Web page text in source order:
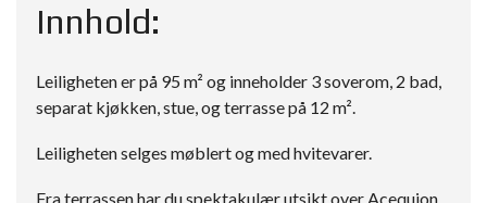
Innhold:
Leiligheten er på 95 m² og inneholder 3 soverom, 2 bad,
separat kjøkken, stue, og terrasse på 12 m².
Leiligheten selges møblert og med hvitevarer.
Fra terrassen har du spektakulær utsikt over Acequion